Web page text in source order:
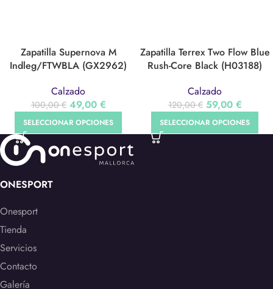
Zapatilla Supernova M
Indleg/FTWBLA (GX2962)
Calzado
100,00€ 49,00 €
SELECCIONAR OPCIONES
Zapatilla Terrex Two Flow Blue
Rush-Core Black (H03188)
Calzado
120,00€ 59,00 €
SELECCIONAR OPCIONES
ONESPORT
Onesport
Tienda
Servicios
Contacto
Galería